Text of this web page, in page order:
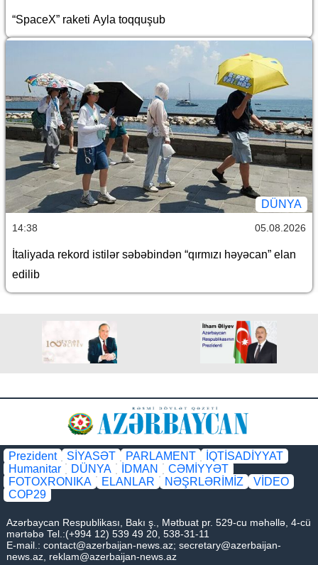
“SpaceX” raketi Ayla toqquşub
DÜNYA
14:38 05.08.2026
İtaliyada rekord istilər səbəbindən “qırmızı həyəcan” elan
edilib
Prezident SİYASƏT PARLAMENT
İQTİSADİYYAT
Humanitar
DÜNYA İDMAN
CƏMİYYƏT
FOTOXRONIKA
ELANLAR NƏŞRLƏRİMİZ
VİDEO
COP29
Azərbaycan Respublikası, Bakı ş., Mətbuat pr. 529-cu məhəllə, 4-cü
mərtəbə Tel.:(+994 12) 539 49 20, 538-31-11
E-mail.: contact@azerbaijan-news.az; secretary@azerbaijan-
news.az, reklam@azerbaijan-news.az